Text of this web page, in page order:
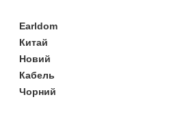
Earldom
Китай
Новий
Кабель
Чорний